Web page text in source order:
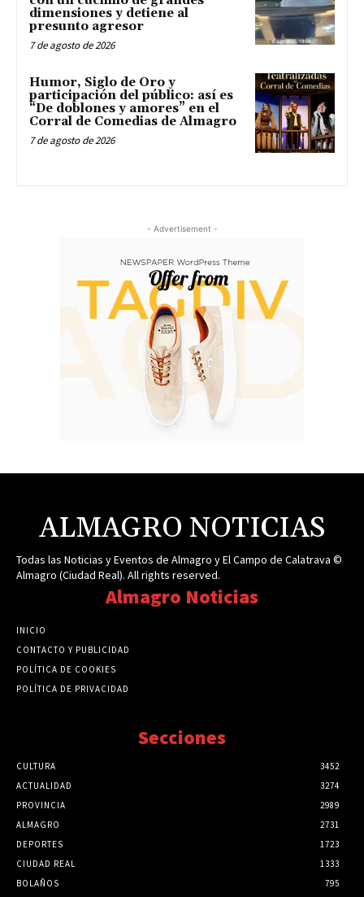
dimensiones y detiene al
presunto agresor
7 de agosto de 2026
Humor, Siglo de Oro y
participación del público: así es
“De doblones y amores” en el
Corral de Comedias de Almagro
7 de agosto de 2026
- Advertisement -
ALMAGRO NOTICIAS
Todas las Noticias y Eventos de Almagro y El Campo de Calatrava ©
Almagro (Ciudad Real). All rights reserved.
Almagro Noticias
INICIO
CONTACTO Y PUBLICIDAD
POLÍTICA DE COOKIES
POLÍTICA DE PRIVACIDAD
Secciones
CULTURA
3452
ACTUALIDAD
3274
PROVINCIA
2989
ALMAGRO
2731
DEPORTES
1723
CIUDAD REAL
1333
BOLAÑOS
795